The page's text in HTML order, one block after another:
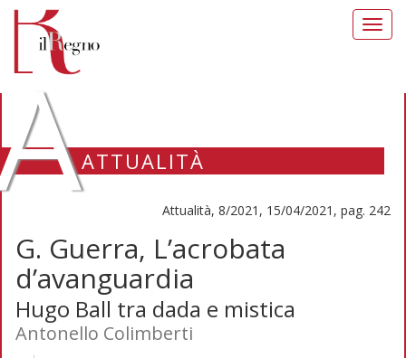
ATTUALITÀ
Attualità, 8/2021, 15/04/2021, pag. 242
G. Guerra, L’acrobata
d’avanguardia
Hugo Ball tra dada e mistica
Antonello Colimberti